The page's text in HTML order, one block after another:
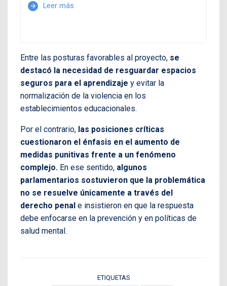
arrow_forward Leer más
Entre las posturas favorables al proyecto, se
destacó la necesidad de resguardar espacios
seguros para el aprendizaje y evitar la
normalización de la violencia en los
establecimientos educacionales.
Por el contrario, las posiciones críticas
cuestionaron el énfasis en el aumento de
medidas punitivas frente a un fenómeno
complejo. En ese sentido, algunos
parlamentarios sostuvieron que la problemática
no se resuelve únicamente a través del
derecho penal e insistieron en que la respuesta
debe enfocarse en la prevención y en políticas de
salud mental.
ETIQUETAS